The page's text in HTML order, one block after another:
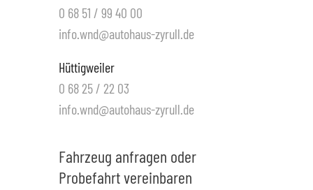
0 68 51 / 99 40 00
info.wnd@autohaus-zyrull.de
Hüttigweiler
0 68 25 / 22 03
info.wnd@autohaus-zyrull.de
Fahrzeug anfragen oder
Probefahrt vereinbaren